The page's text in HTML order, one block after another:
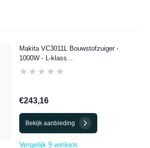
Makita VC3011L Bouwstofzuiger -
1000W - L-klass...
★★★★★
★★★★★
€243,16
Bekijk aanbieding
Vergelijk 9 winkels